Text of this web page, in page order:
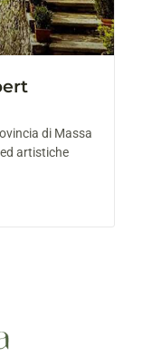
di Massa
artistiche